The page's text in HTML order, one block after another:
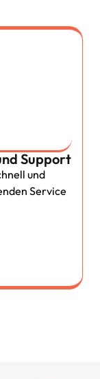
Support
und
Service